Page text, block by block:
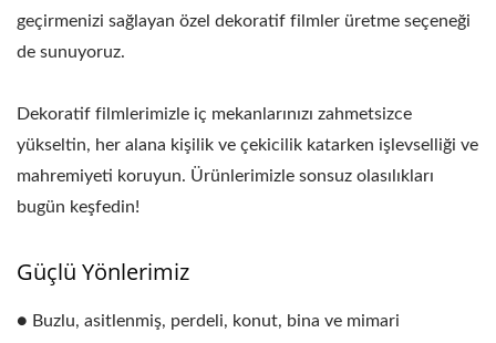
geçirmenizi sağlayan özel dekoratif filmler üretme seçeneği
de sunuyoruz.
Dekoratif filmlerimizle iç mekanlarınızı zahmetsizce
yükseltin, her alana kişilik ve çekicilik katarken işlevselliği ve
mahremiyeti koruyun. Ürünlerimizle sonsuz olasılıkları
bugün keşfedin!
Güçlü Yönlerimiz
● Buzlu, asitlenmiş, perdeli, konut, bina ve mimari